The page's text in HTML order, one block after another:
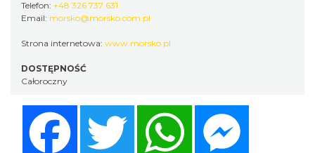
Telefon: +48 326 737 631
Email: morsko@morsko.com.pl
Strona internetowa: www.morsko.pl
DOSTĘPNOŚĆ
Całoroczny
Twitter WhatsApp